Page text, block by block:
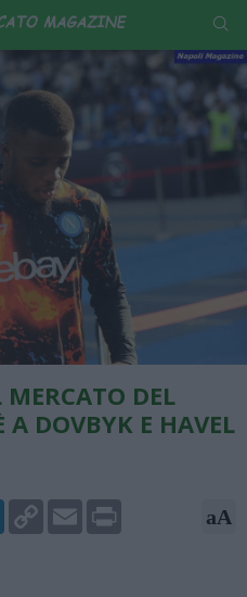
DEL
A DOVBYK E HAVEL
LinkedInCopy
Link
Email aA